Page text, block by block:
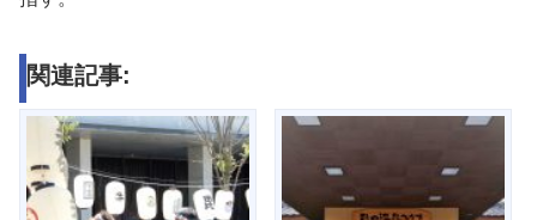
関連記事: